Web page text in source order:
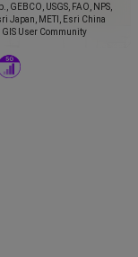
USGS, FAO, NPS,
Japan, METI, Esri China
User Community